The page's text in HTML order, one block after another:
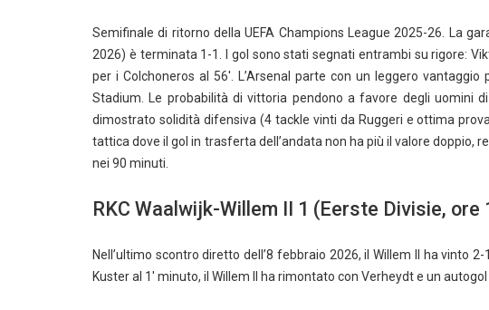
Semifinale di ritorno della UEFA Champions League 2025-26. La
2026) è terminata 1-1. I gol sono stati segnati entrambi su rigore:
per i Colchoneros al 56′. L’Arsenal parte con un leggero
Stadium. Le probabilità di vittoria pendono a favore degli uomini
dimostrato solidità difensiva (4 tackle vinti da Ruggeri e ottima
tattica dove il gol in trasferta dell’andata non ha più il valore doppio,
nei 90 minuti.
RKC Waalwijk-Willem II 1 (Eerste Divisie, ore
Nell’ultimo scontro diretto dell’8 febbraio 2026, il Willem II ha vinto
Kuster al 1′ minuto, il Willem II ha rimontato con Verheydt e un autogol